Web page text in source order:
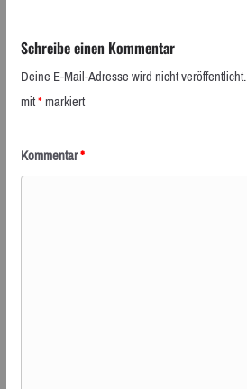
Schreibe einen Kommentar
Deine E-Mail-Adresse wird nicht veröffentlicht.
mit*markiert
Kommentar*